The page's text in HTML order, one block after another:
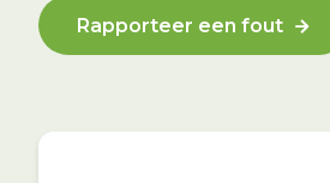
Rapporteer een fout